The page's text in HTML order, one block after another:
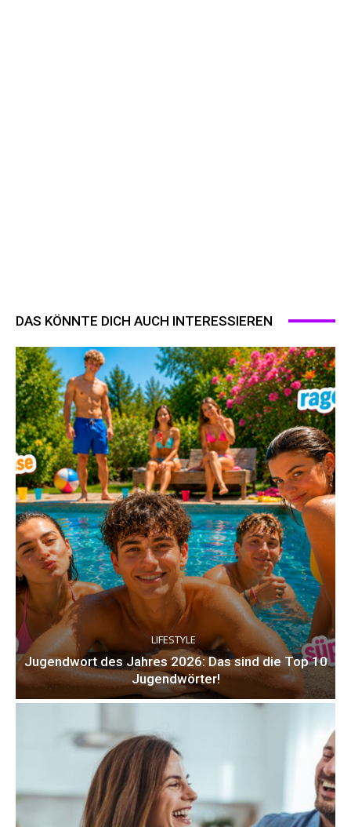
DAS KÖNNTE DICH AUCH INTERESSIEREN
LIFESTYLE
Jugendwort des Jahres 2026: Das sind die Top 10
Jugendwörter!